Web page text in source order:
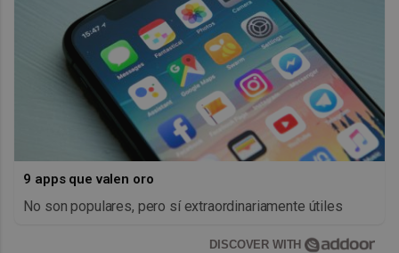
9 apps que valen oro
No son populares, pero sí extraordinariamente útiles
DISCOVER WITH